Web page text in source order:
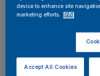
gris
5 L
device to enhance site
marketing efforts.
Info
Accept All Cookies